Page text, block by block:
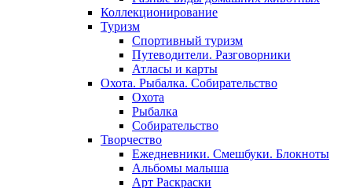
Коллекционирование
Туризм
Спортивный туризм
Путеводители. Разговорники
Атласы и карты
Охота. Рыбалка. Собирательство
Охота
Рыбалка
Собирательство
Творчество
Ежедневники. Смешбуки. Блокноты
Альбомы малыша
Арт Раскраски